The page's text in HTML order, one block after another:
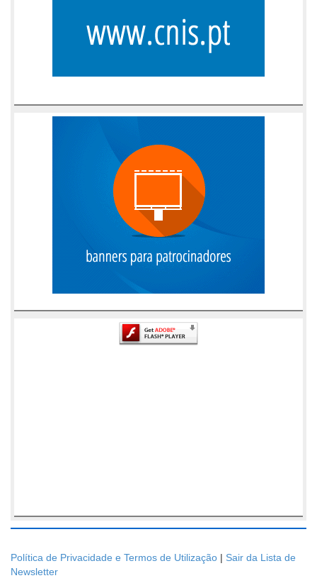
Política de Privacidade e Termos de Utilização | Sair da Lista de
Newsletter